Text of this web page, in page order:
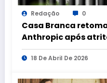
Redação 0
Casa Branca
Anthropic após
militar de IA
18 De Abril De 2026